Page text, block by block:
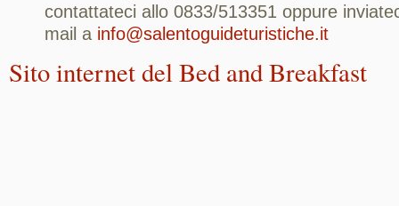
contattateci allo 0833/513351 oppure
mail a info@salentoguideturistiche.it
Sito internet del Bed and Breakfast